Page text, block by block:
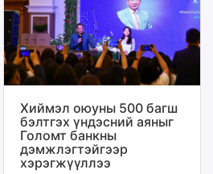
Хиймэл оюуны 500 багш
бэлтгэх үндэсний аяныг
Голомт банкны
дэмжлэгтэйгээр
хэрэгжүүллээ